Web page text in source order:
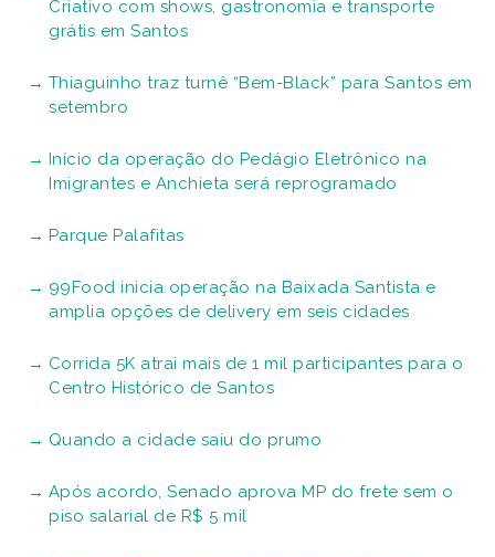
Criativo com shows, gastronomia e transporte
grátis em Santos
Thiaguinho traz turnê “Bem-Black” para Santos em
setembro
Início da operação do Pedágio Eletrônico na
Imigrantes e Anchieta será reprogramado
Parque Palafitas
99Food inicia operação na Baixada Santista e
amplia opções de delivery em seis cidades
Corrida 5K atrai mais de 1 mil participantes para o
Centro Histórico de Santos
Quando a cidade saiu do prumo
Após acordo, Senado aprova MP do frete sem o
piso salarial de R$ 5 mil